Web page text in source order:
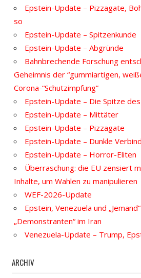
Epstein-Update – Pizzagate,
so
Epstein-Update – Spitzenkunde
Epstein-Update – Abgründe
Bahnbrechende Forschung
Geheimnis der “gummiartigen,
Corona-“Schutzimpfung”
Epstein-Update – Die Spitze
Epstein-Update – Mittäter
Epstein-Update – Pizzagate
Epstein-Update – Dunkle
Epstein-Update – Horror-Eliten
Überraschung: die EU zensiert
Inhalte, um Wahlen zu manipulieren
WEF-2026-Update
Epstein, Venezuela und
„Demonstranten“ im Iran
Venezuela-Update – Trump,
ARCHIV